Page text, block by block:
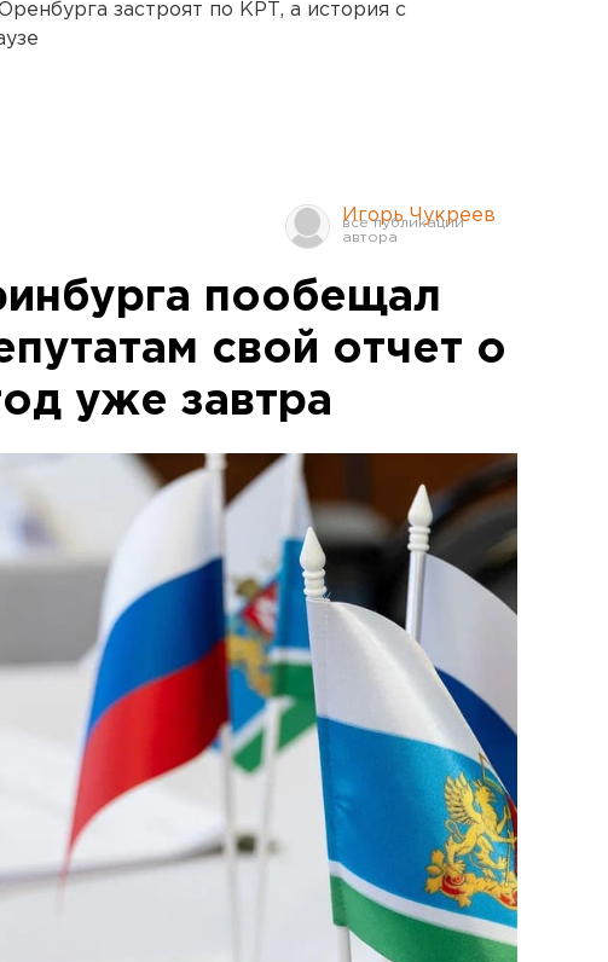
застроят по КРТ, а история с
Игорь Чукреев
пообещал
свой отчет о
уже завтра